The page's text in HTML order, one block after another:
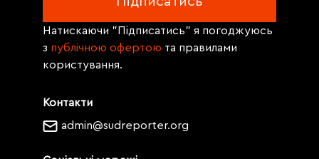
Контакти
admin@sudreporter.org
Натискаючи "Підписатись" я погоджуюсь
з публічною офертою та правилами
користування.